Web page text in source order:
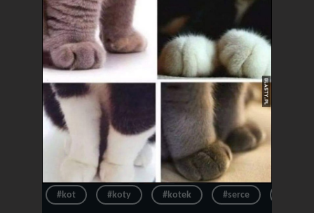
#kot #koty #kotek #serce